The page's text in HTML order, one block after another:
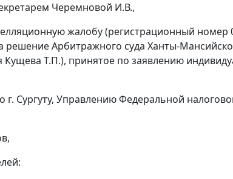
Черемновой И.В.,
жалобу (регистрационный номер
решениеАрбитражного суда Ханты-
Кущева Т.П.), принятое по заявлению
Сургуту, Управлению Федеральной